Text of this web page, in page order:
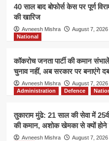
40 साल बाद बोफोर्स केस पर पूर्ण
की खारिज
Avneesh Mishra August 7, 2026
National
कॉकरोच जनता पार्टी की कमान
चुनाव नहीं, अब सरकार पर बनाएंगे
Avneesh Mishra August 7, 2026
Administration
Defence
तुकाराम मुंढे: 21 साल की सेवा में
की कमान, अशोक खेमका से क्यों होने
Avneesh Mishra August 7, 2026